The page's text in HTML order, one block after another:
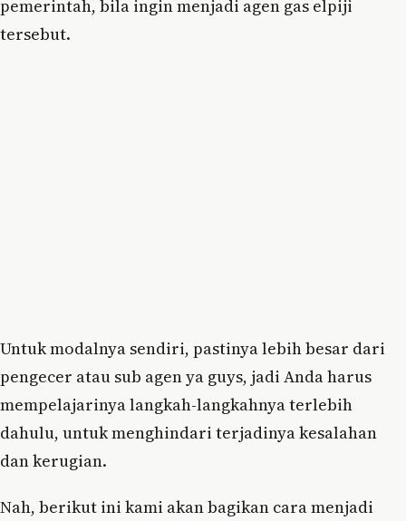
pemerintah, bila ingin menjadi agen gas elpiji
tersebut.
Untuk modalnya sendiri, pastinya lebih besar dari
pengecer atau sub agen ya guys, jadi Anda harus
mempelajarinya langkah-langkahnya terlebih
dahulu, untuk menghindari terjadinya kesalahan
dan kerugian.
Nah, berikut ini kami akan bagikan cara menjadi